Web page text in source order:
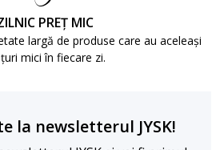
PREȚ MIC
largă de produse care au aceleași
mici în fiecare zi.
la newsletterul JYSK!